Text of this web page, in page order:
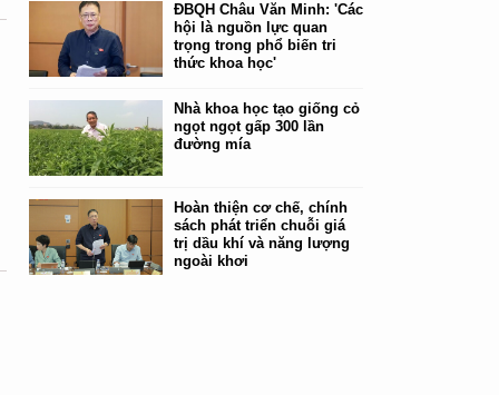
ĐBQH Châu Văn Minh: 'Các
hội là nguồn lực quan
trọng trong phổ biến tri
thức khoa học'
Nhà khoa học tạo giống cỏ
ngọt ngọt gấp 300 lần
đường mía
Hoàn thiện cơ chế, chính
sách phát triển chuỗi giá
trị dầu khí và năng lượng
ngoài khơi